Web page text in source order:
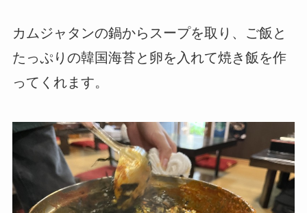
カムジャタンの鍋からスープを取り、ご飯と
たっぷりの韓国海苔と卵を入れて焼き飯を作
ってくれます。